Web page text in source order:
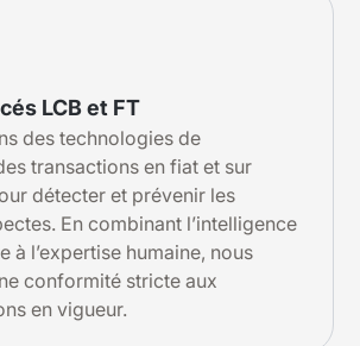
LCB et FT
des technologies de
transactions en fiat et sur
détecter et prévenir les
En combinant l’intelligence
à l’expertise humaine, nous
conformité stricte aux
en vigueur.